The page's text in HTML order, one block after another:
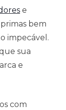
e
bem
impecável.
sua
e
com